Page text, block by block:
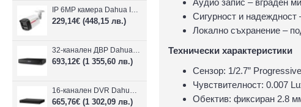
IP 6MP камера Dahua IPC-HFW2649TL-S-LED-0280B-PRO, 2.8mm, IR 50m
229,14€ (448,15 лв.)
32-канален ДВР Dahua XVR5232AN-I3/Т
693,12€ (1 355,60 лв.)
16-канален DVR Dahua XVR5216AN-4KL-I3/T + 16 IP
665,76€ (1 302,09 лв.)
Аудио запис – вграден
Сигурност и надеждност
Локално съхранение –
Технически характеристики
Сензор: 1/2.7”
Чувствителност: 0.007
Обектив: фиксиран 2.8